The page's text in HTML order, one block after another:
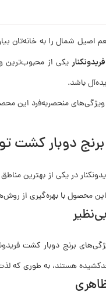
اصیل شمال را به خانه‌تان
یکی از محبوب‌ترین و
باشد.
ویژگی‌های منحصربه‌فرد این
دوبار کشت
در یکی از بهترین
محصول با بهره‌گیری از
برنج دوبار کشت
هستند، به‌ طوری‌ که